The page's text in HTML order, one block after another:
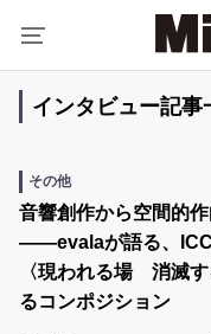
インタビュー記事
その他
音響創作から空間的
――evalaが語る、
〈現われる場 消滅
るコンポジション